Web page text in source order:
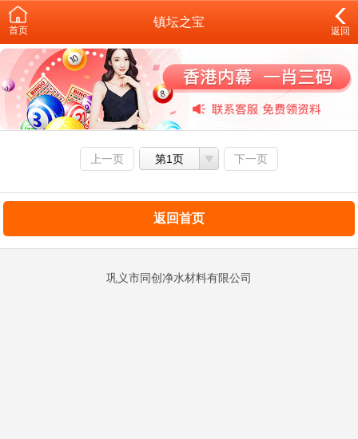
首页
镇坛之宝
返回
上一页 第1页 下一页
返回首页
巩义市同创净水材料有限公司